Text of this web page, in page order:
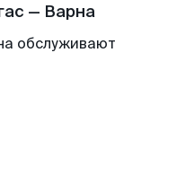
— Варна
обслуживают